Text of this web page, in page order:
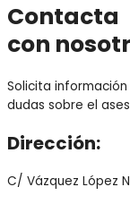
Contacta
con
Solicita
dudas sobre el
Dirección:
C/ Vázquez López